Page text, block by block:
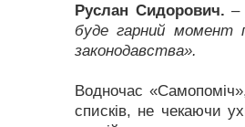
Руслан Сидорович. –
буде гарний момент
законодавства».
Водночас
списків, не чекаючи